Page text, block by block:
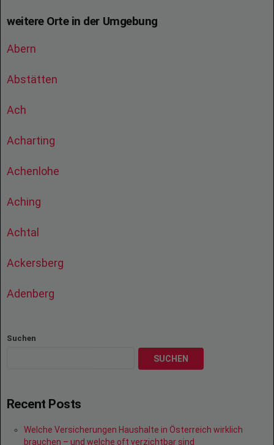
weitere Orte in der Umgebung
Abern
Abstätten
Ach
Acharting
Achenlohe
Aching
Achtal
Ackersberg
Adenberg
Suchen
SUCHEN
Recent Posts
Welche Versicherungen Haushalte in Österreich wirklich
brauchen – und welche oft verzichtbar sind